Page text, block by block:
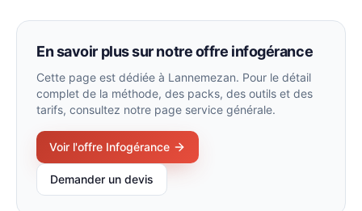
En savoir plus sur notre offre infogérance
Cette page est dédiée à Lannemezan. Pour le détail
complet de la méthode, des packs, des outils et des
tarifs, consultez notre page service générale.
Voir l'offre Infogérance
Demander un devis